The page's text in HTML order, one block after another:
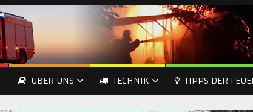
ÜBER UNS TECHNIK TIPPS DER